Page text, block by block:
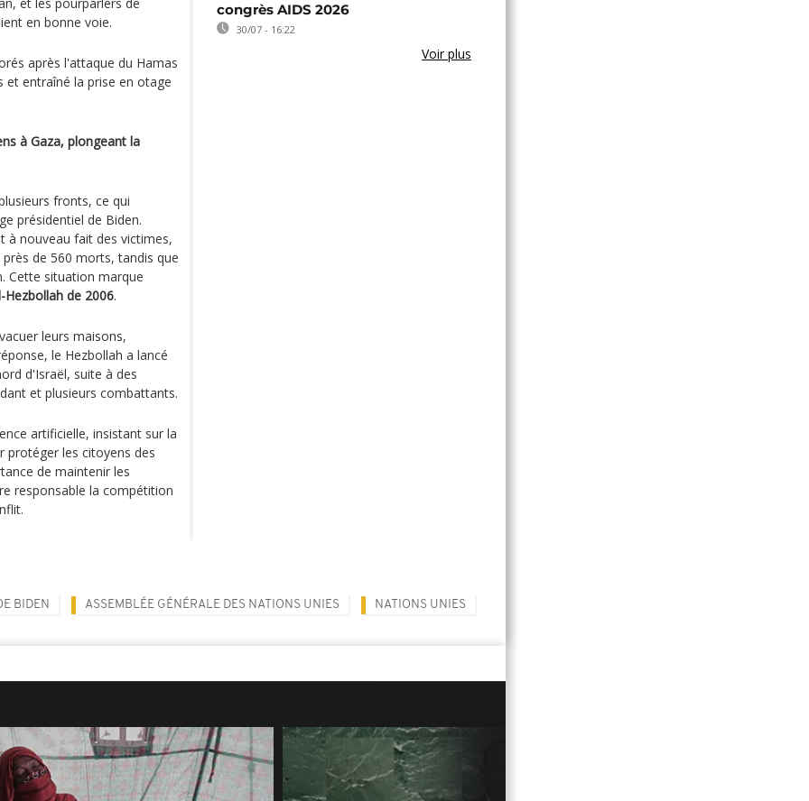
en bonne voie.
après l'attaque du Hamas
et entraîné la prise en otage
à Gaza, plongeant la
fronts, ce qui
présidentiel de Biden.
à nouveau fait des victimes,
de 560 morts, tandis que
Cette situation marque
Hezbollah de 2006.
leurs maisons,
le Hezbollah a lancé
d'Israël, suite à des
et plusieurs combattants.
artificielle, insistant sur la
protéger les citoyens des
de maintenir les
responsable la compétition
congrès AIDS 2026
30/07 - 16:22
Voir plus
BIDEN ASSEMBLÉE GÉNÉRALE DES NATIONS UNIES NATIONS UNIES